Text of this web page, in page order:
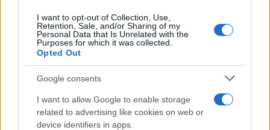
I want to opt-out of Collection, Use,
Retention, Sale, and/or Sharing of my
Personal Data that Is Unrelated with the
Purposes for which it was collected.
Opted Out
Google consents
I want to allow Google to enable storage
related to advertising like cookies on web or
device identifiers in apps.
Διαβάστε περισσότερα
Ανακοινώθηκε ο Νανού
(βίντεο)